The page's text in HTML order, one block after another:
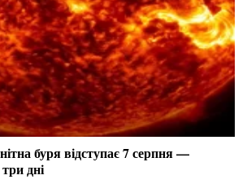
буря відступає 7 серпня —
дні